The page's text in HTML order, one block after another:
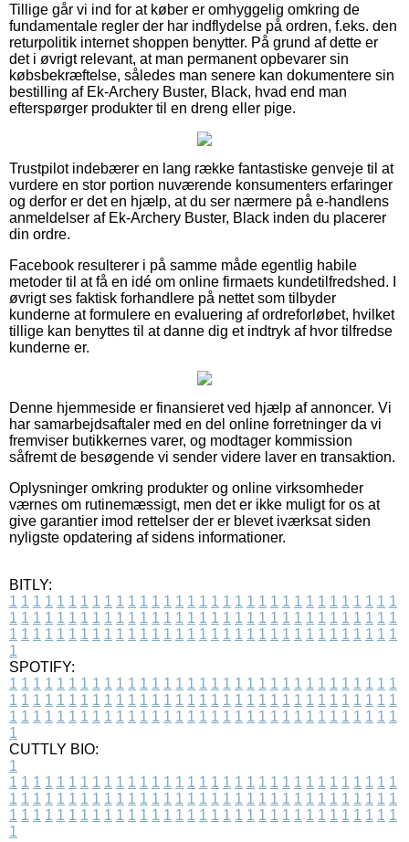
Tillige går vi ind for at køber er omhyggelig omkring de
fundamentale regler der har indflydelse på ordren, f.eks. den
returpolitik internet shoppen benytter. På grund af dette er
det i øvrigt relevant, at man permanent opbevarer sin
købsbekræftelse, således man senere kan dokumentere sin
bestilling af Ek-Archery Buster, Black, hvad end man
efterspørger produkter til en dreng eller pige.
Trustpilot indebærer en lang række fantastiske genveje til at
vurdere en stor portion nuværende konsumenters erfaringer
og derfor er det en hjælp, at du ser nærmere på e-handlens
anmeldelser af Ek-Archery Buster, Black inden du placerer
din ordre.
Facebook resulterer i på samme måde egentlig habile
metoder til at få en idé om online firmaets kundetilfredshed. I
øvrigt ses faktisk forhandlere på nettet som tilbyder
kunderne at formulere en evaluering af ordreforløbet, hvilket
tillige kan benyttes til at danne dig et indtryk af hvor tilfredse
kunderne er.
Denne hjemmeside er finansieret ved hjælp af annoncer. Vi
har samarbejdsaftaler med en del online forretninger da vi
fremviser butikkernes varer, og modtager kommission
såfremt de besøgende vi sender videre laver en transaktion.
Oplysninger omkring produkter og online virksomheder
værnes om rutinemæssigt, men det er ikke muligt for os at
give garantier imod rettelser der er blevet iværksat siden
nyligste opdatering af sidens informationer.
BITLY:
1 1 1 1 1 1 1 1 1 1 1 1 1 1 1 1 1 1 1 1 1 1 1 1 1 1 1 1 1 1 1 1 1
1 1 1 1 1 1 1 1 1 1 1 1 1 1 1 1 1 1 1 1 1 1 1 1 1 1 1 1 1 1 1 1 1
1 1 1 1 1 1 1 1 1 1 1 1 1 1 1 1 1 1 1 1 1 1 1 1 1 1 1 1 1 1 1 1 1
1
SPOTIFY:
1 1 1 1 1 1 1 1 1 1 1 1 1 1 1 1 1 1 1 1 1 1 1 1 1 1 1 1 1 1 1 1 1
1 1 1 1 1 1 1 1 1 1 1 1 1 1 1 1 1 1 1 1 1 1 1 1 1 1 1 1 1 1 1 1 1
1 1 1 1 1 1 1 1 1 1 1 1 1 1 1 1 1 1 1 1 1 1 1 1 1 1 1 1 1 1 1 1 1
1
CUTTLY BIO:
1
1 1 1 1 1 1 1 1 1 1 1 1 1 1 1 1 1 1 1 1 1 1 1 1 1 1 1 1 1 1 1 1 1
1 1 1 1 1 1 1 1 1 1 1 1 1 1 1 1 1 1 1 1 1 1 1 1 1 1 1 1 1 1 1 1 1
1 1 1 1 1 1 1 1 1 1 1 1 1 1 1 1 1 1 1 1 1 1 1 1 1 1 1 1 1 1 1 1 1
1